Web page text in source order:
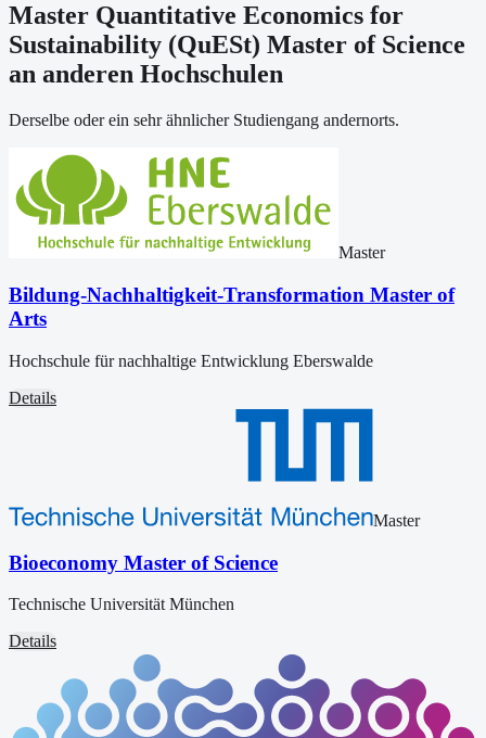
Master Quantitative Economics for
Sustainability (QuESt) Master of Science
an anderen Hochschulen
Derselbe oder ein sehr ähnlicher Studiengang andernorts.
Master
Bildung-Nachhaltigkeit-Transformation Master of
Arts
Hochschule für nachhaltige Entwicklung Eberswalde
Details
Master
Bioeconomy Master of Science
Technische Universität München
Details